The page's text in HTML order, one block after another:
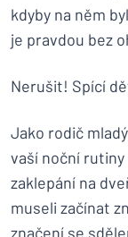
kdyby na něm
je pravdou bez
Nerušit! Spící
Jako rodič
vaší noční
zaklepání na
museli začínat
značení se